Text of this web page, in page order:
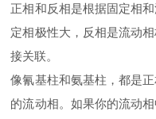
正相和反相是根据固定相
定相极性大，反相是流动
接关联。
像氰基柱和氨基柱，都是
的流动相。如果你的流动